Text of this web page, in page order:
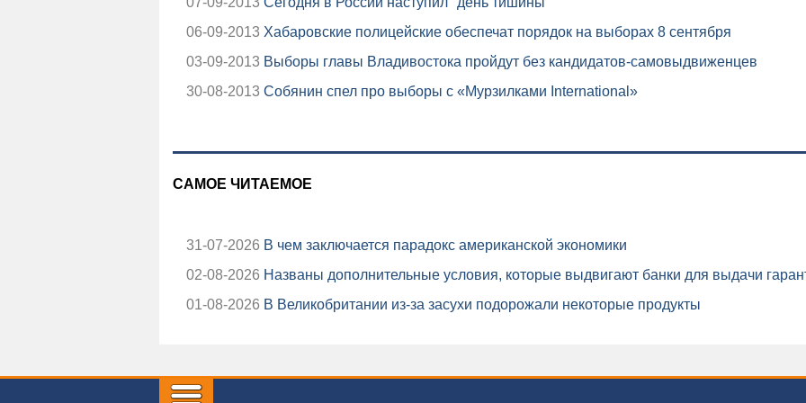
06-09-2013 Хабаровские полицейские обеспечат порядок на выборах 8 сентября
03-09-2013 Выборы главы Владивостока пройдут без кандидатов-самовыдвиженцев
30-08-2013 Собянин спел про выборы с «Мурзилками International»
САМОЕ ЧИТАЕМОЕ
31-07-2026 В чем заключается парадокс американской экономики
02-08-2026 Названы дополнительные условия, которые выдвигают банки для выдачи
01-08-2026 В Великобритании из-за засухи подорожали некоторые продукты